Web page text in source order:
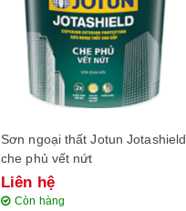
Sơn ngoại thất Jotun Jotashield
che phủ vết nứt
Liên hệ
Còn hàng